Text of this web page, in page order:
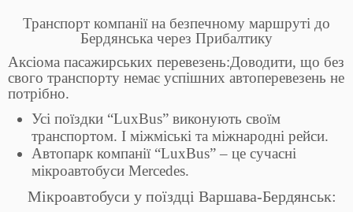
Транспорт компанії на безпечному маршруті до
Бердянська через Прибалтику
Аксіома пасажирських перевезень:Доводити, що без
свого транспорту немає успішних автоперевезень не
потрібно.
Усі поїздки “LuxBus” виконують своїм
транспортом. І міжміські та міжнародні рейси.
Автопарк компанії “LuxBus” – це сучасні
мікроавтобуси Mercedes.
Мікроавтобуси у поїздці Варшава-Бердянськ: